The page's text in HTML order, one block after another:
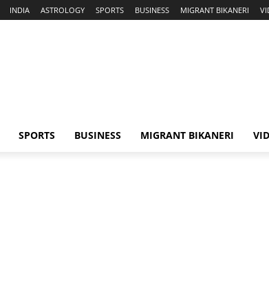
INDIA ASTROLOGY SPORTS BUSINESS MIGRANT BIKANERI
SPORTS BUSINESS MIGRANT BIKANERI